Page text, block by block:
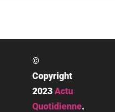
RECHERCHER
©
Copyright
2023Actu
Quotidienne.